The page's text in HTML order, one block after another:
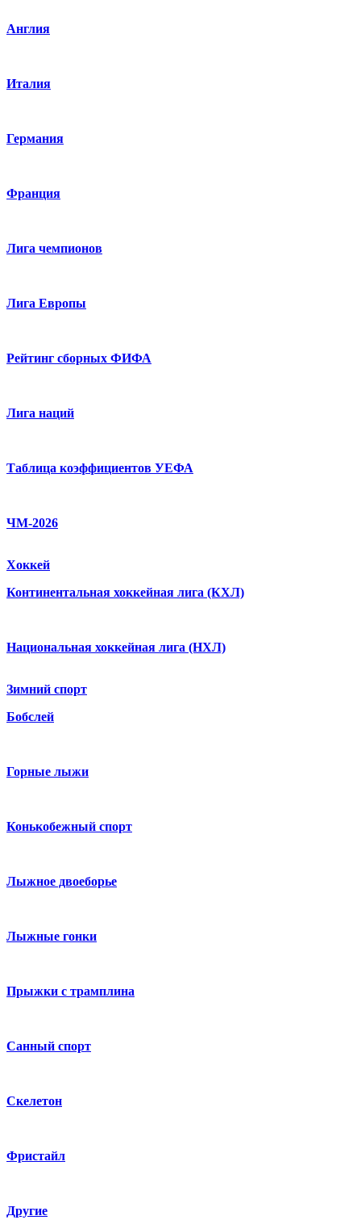
Англия
Италия
Германия
Франция
Лига чемпионов
Лига Европы
Рейтинг сборных ФИФА
Лига наций
Таблица коэффициентов УЕФА
ЧМ-2026
Хоккей
Континентальная хоккейная лига (КХЛ)
Национальная хоккейная лига (НХЛ)
Зимний спорт
Бобслей
Горные лыжи
Конькобежный спорт
Лыжное двоеборье
Лыжные гонки
Прыжки с трамплина
Санный спорт
Скелетон
Фристайл
Другие